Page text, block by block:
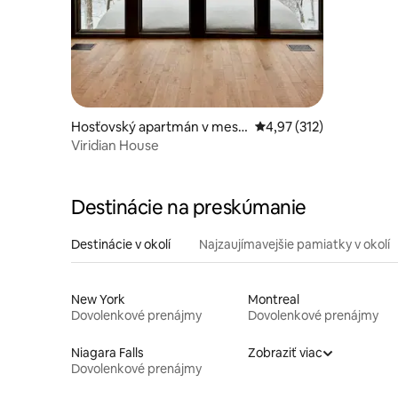
Hosťovský apartmán v mest
e Marlboro Township
Priemerné
4,97 (312)
Viridian House
Destinácie na preskúmanie
Destinácie v okolí Najzaujímavejšie pamiatky v okolí
New York
Dovolenkové prenájmy
Montreal
Dovolenkové prenájmy
Niagara Falls
Dovolenkové prenájmy
Zobraziť viac